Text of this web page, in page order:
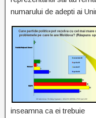
numarului de adepti ai
inseamna ca ei trebuie